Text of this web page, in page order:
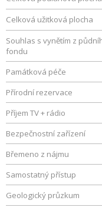
Celková užitková plocha
Souhlas s vynětím z
fondu
Památková péče
Přírodní rezervace
Příjem TV + rádio
Bezpečnostní zařízení
Břemeno z nájmu
Samostatný přístup
Geologický průzkum